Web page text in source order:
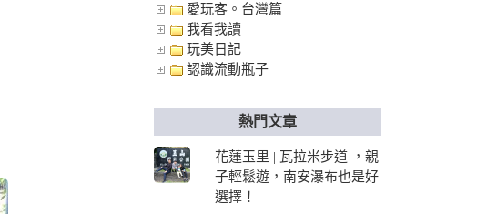
愛玩客。台灣篇
我看我讀
玩美日記
認識流動瓶子
熱門文章
花蓮玉里 | 瓦拉米步道 ，親
子輕鬆遊，南安瀑布也是好
選擇！